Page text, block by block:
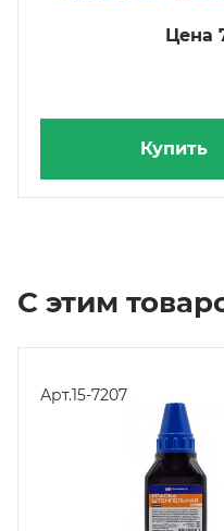
Цена
Купить
С этим
Арт.15-7207